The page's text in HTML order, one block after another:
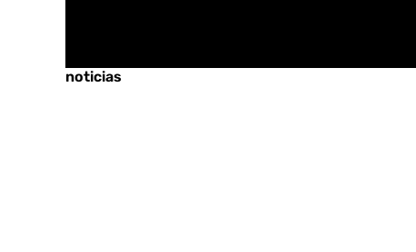
Últimas noticias